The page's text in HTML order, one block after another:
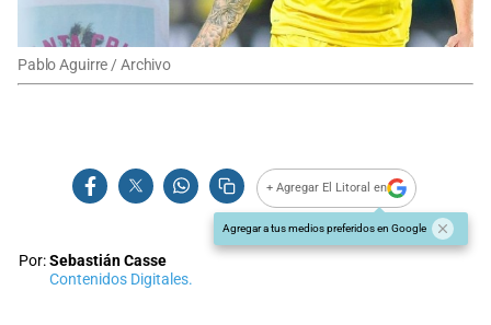
Pablo Aguirre / Archivo
+ Agregar El Litoral en
Agregar a tus medios preferidos en Google
Por:Sebastián Casse
Contenidos Digitales.